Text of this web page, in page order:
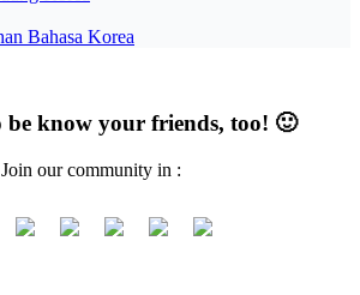
Bahasa Korea
be know your friends, too! 🙂
Join our community in :